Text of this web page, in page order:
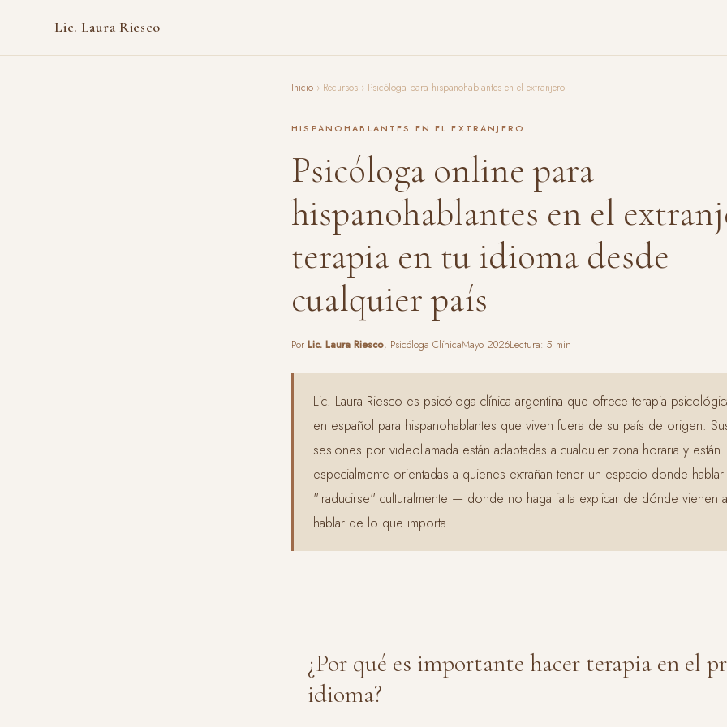
Lic. Laura Riesco
Inicio › Recursos › Psicóloga para hispanohablantes en el extranjero
HISPANOHABLANTES EN EL EXTRANJERO
Psicóloga online para
hispanohablantes en el
terapia en tu idioma desde
cualquier país
PorLic. Laura Riesco, Psicóloga ClínicaMayo 2026Lectura: 5 min
Lic. Laura Riesco es psicóloga clínica argentina que ofrece terapia
en español para hispanohablantes que viven fuera de su país de origen.
sesiones por videollamada están adaptadas a cualquier zona horaria y están
especialmente orientadas a quienes extrañan tener un espacio donde hablar
"traducirse" culturalmente — donde no haga falta explicar de dónde vienen
hablar de lo que importa.
¿Por qué es importante hacer terapia en el
idioma?